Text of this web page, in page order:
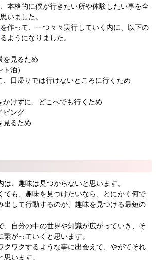
本格的に僕が行きたい所や体験したい事を全
いました。
を作って、一つ々々実行していく内に、以下の
ようになりました。
を見るため
泊）
、日帰りでは行けないところに行くため
かけずに、どこへでも行くため
ビング
見るため
、趣味は見つからないと思います。
ても、趣味を見つけたいなら、とにかく何で
出して行動するのが、趣味を見つける最短の
、自分の中の世界や知識が広がっていき、そ
がっていくと思います。
クワクするような事に出会えて、やがてそれ
います。